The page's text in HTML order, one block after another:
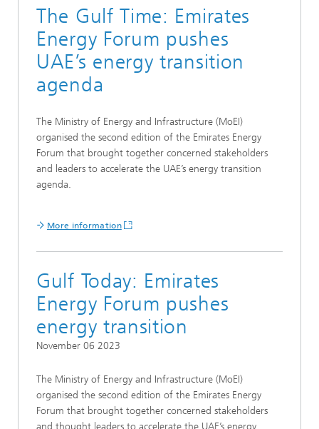
The Gulf Time: Emirates
Energy Forum pushes
UAE’s energy transition
agenda
The Ministry of Energy and Infrastructure (MoEI)
organised the second edition of the Emirates Energy
Forum that brought together concerned stakeholders
and leaders to accelerate the UAE’s energy transition
agenda.
More information
Gulf Today: Emirates
Energy Forum pushes
energy transition
November 06 2023
The Ministry of Energy and Infrastructure (MoEI)
organised the second edition of the Emirates Energy
Forum that brought together concerned stakeholders
and thought leaders to accelerate the UAE’s energy